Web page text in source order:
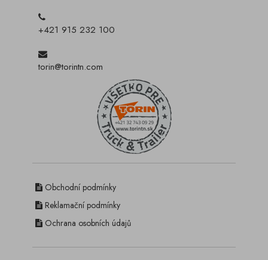
+421 915 232 100
torin@torintn.com
Obchodní podmínky
Reklamační podmínky
Ochrana osobních údajů